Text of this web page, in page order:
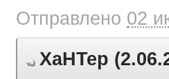
Отправлено 02
XaHTep